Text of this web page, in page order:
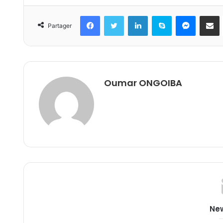
Partager
FacebookTwitter LinkedinSkype
Oumar ONGOIBA